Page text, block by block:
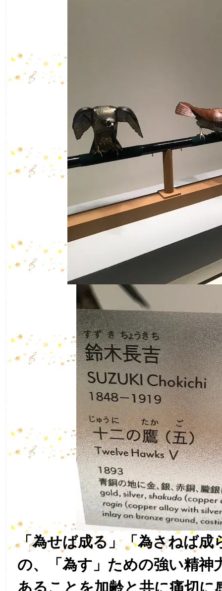
「為せば成る」「為さねば成
の、「為す」ための強い精神
あることを加齢と共に痛切に